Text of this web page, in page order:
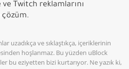
Twitch reklamlarını
uzadıkça ve sıklaştıkça, içeriklerinin
hoşlanmaz. Bu yüzden uBlock
bu eziyetten bizi kurtarıyor. Ne yazık ki,